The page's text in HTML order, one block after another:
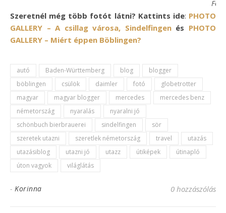
Szeretnél még több fotót látni? Kattints ide: PHOTO
GALLERY – A csillag városa, Sindelfingenés PHOTO
GALLERY – Miért éppen Böblingen?
autó Baden-Württemberg blog
blogger
böblingen
csülök daimler fotó
globetrotter
magyar
magyar blogger mercedes
mercedes benz
németország
nyaralás
nyaralni jó
schönbuch bierbrauerei
sindelfingen
sör
szeretek utazni
szeretlek németország travel
utazás
utazásiblog
utazni jó utazz útiképek
útinapló
úton vagyok
világlátás
- Korinna 0 hozzászólás